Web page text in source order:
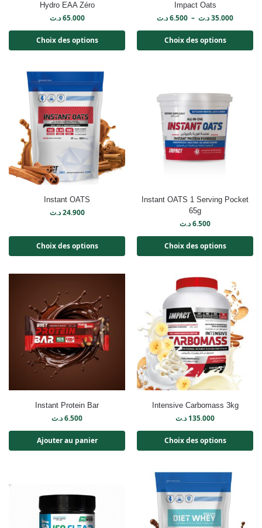
Hydro EAA Zéro
65.000 د.ت
Choix des options
Impact Oats
6.500د.ت – 35.000د.ت
Choix des options
Instant OATS
24.900 د.ت
Choix des options
Instant OATS 1 Serving Pocket
65g
6.500د.ت
Choix des options
Instant Protein Bar
6.500د.ت
Ajouter au panier
Intensive Carbomass 3kg
135.000 د.ت
Choix des options